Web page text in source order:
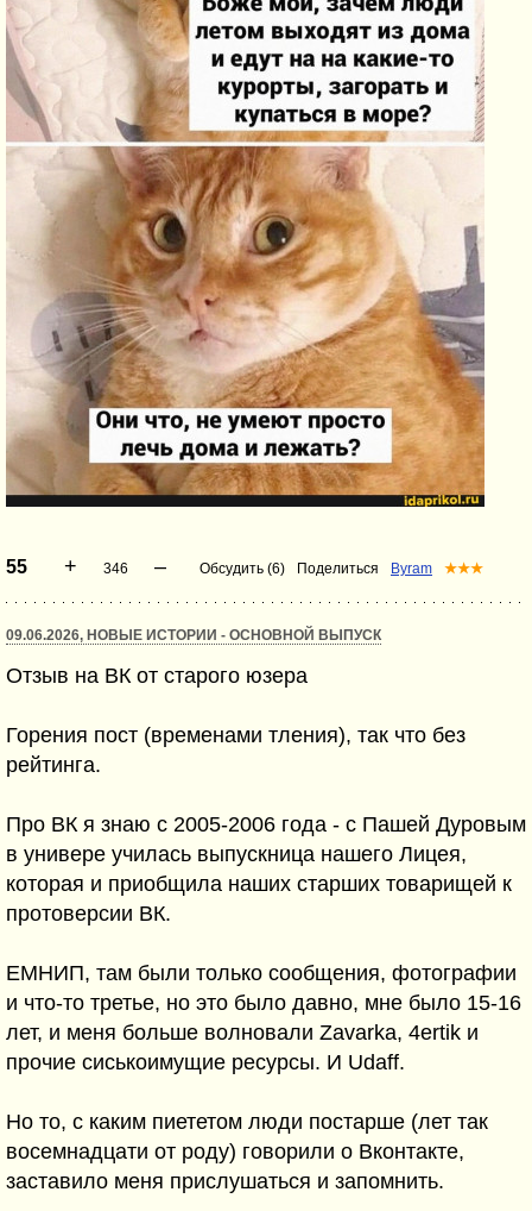
55 + 346 – Обсудить (6) Поделиться Byram ★★★
09.06.2026, НОВЫЕ ИСТОРИИ - ОСНОВНОЙ ВЫПУСК
Отзыв на ВК от старого юзера
Горения пост (временами тления), так что без
рейтинга.
Про ВК я знаю с 2005-2006 года - с Пашей Дуровым
в универе училась выпускница нашего Лицея,
которая и приобщила наших старших товарищей к
протоверсии ВК.
ЕМНИП, там были только сообщения, фотографии
и что-то третье, но это было давно, мне было 15-16
лет, и меня больше волновали Zavarka, 4ertik и
прочие сиськоимущие ресурсы. И Udaff.
Но то, с каким пиететом люди постарше (лет так
восемнадцати от роду) говорили о Вконтакте,
заставило меня прислушаться и запомнить.